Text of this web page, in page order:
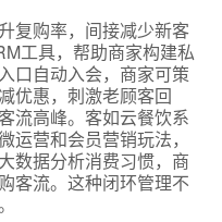
复购率，间接减少新客
工具，帮助商家构建私
口自动入会，商家可策
优惠，刺激老顾客回
流高峰。客如云餐饮系
运营和会员营销玩法，
数据分析消费习惯，商
客流。这种闭环管理不